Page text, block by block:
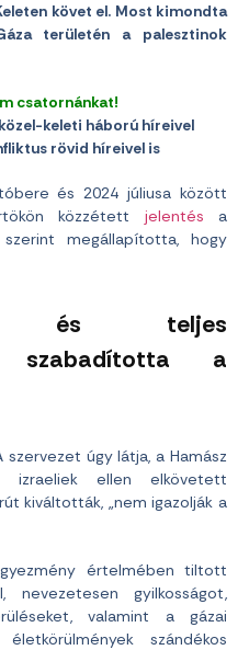
követ el. Most kimondta
területén a palesztinok
csatornánkat!
keleti háború híreivel
rövid híreivel is
és 2024 júliusa között
közzétett jelentés a
szerint megállapította, hogy
és teljes
szabadította a
szervezet úgy látja, a Hamász
ellen elkövetett
kiváltották, „nem igazolják a
értelmében tiltott
gyilkosságot,
valamint a gázai
szándékos